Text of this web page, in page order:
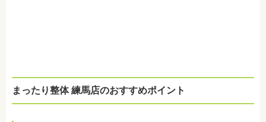
まったり整体 練馬店のおすすめポイント